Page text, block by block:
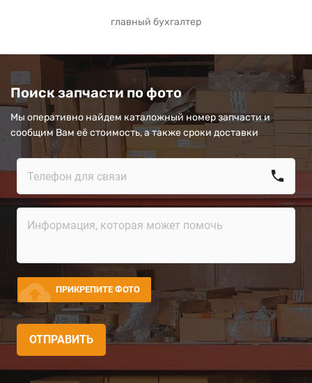
главный бухгалтер
Поиск запчасти по фото
Мы оперативно найдем каталожный номер запчасти и
сообщим Вам её стоимость, а также сроки доставки
call
cloud_upload ПРИКРЕПИТЕ ФОТО
ОТПРАВИТЬ